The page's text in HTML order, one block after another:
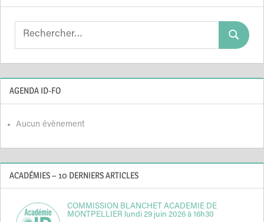
Search
Search
AGENDA ID-FO
Aucun évènement
ACADÉMIES – 10 DERNIERS ARTICLES
COMMISSION BLANCHET ACADEMIE DE
MONTPELLIER lundi 29 juin 2026 à 16h30